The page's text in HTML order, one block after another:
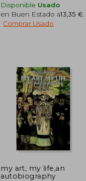
35,36 €
33,59 €
5%
dcto.
Disponible Usado
en Buen Estado a13,35 €
Comprar Usado
my art, my life,an
autobiography